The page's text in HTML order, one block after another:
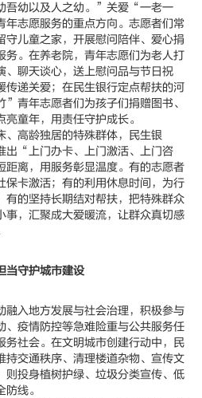
幼以及人之幼。”关爱“一老一
志愿服务的重点方向。志愿者们常
守儿童之家，开展慰问陪伴、爱心捐
务。在养老院，青年志愿们为老人打
、聊天谈心，送上慰问品与节日祝
传递关爱；在民生银行定点帮扶的河
青年志愿者们为孩子们捐赠图书、
童年，用责任守护成长。
高龄独居的特殊群体，民生银
“上门办卡、上门激活、上门咨
离，用服务彰显温度。有的志愿者
保卡激活；有的利用休息时间，为行
有的坚持长期结对帮扶，把特殊群众
事，汇聚成大爱暖流，让群众真切感
当守护城市建设
入地方发展与社会治理，积极参与
、疫情防控等急难险重与公共服务任
务社会。在文明城市创建行动中，民
交通秩序、清理楼道杂物、宣传文
则投身植树护绿、垃圾分类宣传、低
线。